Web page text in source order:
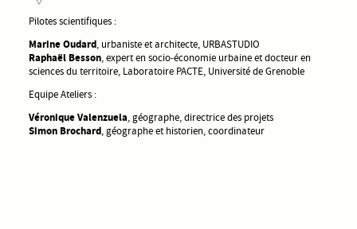
Pilotes scientifiques :
Marine Oudard, urbaniste et architecte, URBASTUDIO
Raphaël Besson, expert en socio-économie urbaine et docteur en
sciences du territoire, Laboratoire PACTE, Université de Grenoble
Equipe Ateliers :
Véronique Valenzuela, géographe, directrice des projets
Simon Brochard, géographe et historien, coordinateur